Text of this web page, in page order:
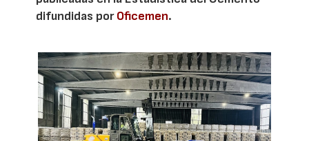
difundidas porOficemen.